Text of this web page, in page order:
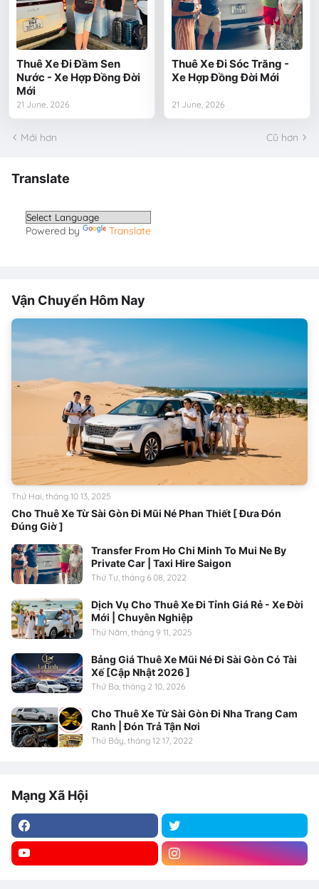
Thuê Xe Đi Đầm Sen
Nước - Xe Hợp Đồng Đời
Mới
21 June, 2026
Thuê Xe Đi Sóc Trăng -
Xe Hợp Đồng Đời Mới
21 June, 2026
Mới hơn Cũ hơn
Translate
Powered by Translate
Vận Chuyển Hôm Nay
Cho Thuê Xe Từ Sài Gòn Đi Mũi Né Phan Thiết [ Đưa Đón
Đúng Giờ ]
Thứ Hai, tháng 10 13, 2025
Transfer From Ho Chi Minh To Mui Ne By
Private Car | Taxi Hire Saigon
Thứ Tư, tháng 6 08, 2022
Dịch Vụ Cho Thuê Xe Đi Tỉnh Giá Rẻ - Xe Đời
Mới | Chuyên Nghiệp
Thứ Năm, tháng 9 11, 2025
Bảng Giá Thuê Xe Mũi Né Đi Sài Gòn Có Tài
Xế [Cập Nhật 2026 ]
Thứ Ba, tháng 2 10, 2026
Cho Thuê Xe Từ Sài Gòn Đi Nha Trang Cam
Ranh | Đón Trả Tận Nơi
Thứ Bảy, tháng 12 17, 2022
Mạng Xã Hội